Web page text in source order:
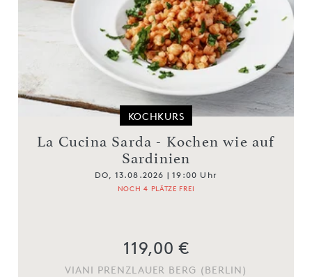
KOCHKURS
La Cucina Sarda - Kochen wie auf
Sardinien
DO, 13.08.2026 | 19:00 Uhr
NOCH 4 PLÄTZE FREI
119,00 €
VIANI PRENZLAUER BERG (BERLIN)